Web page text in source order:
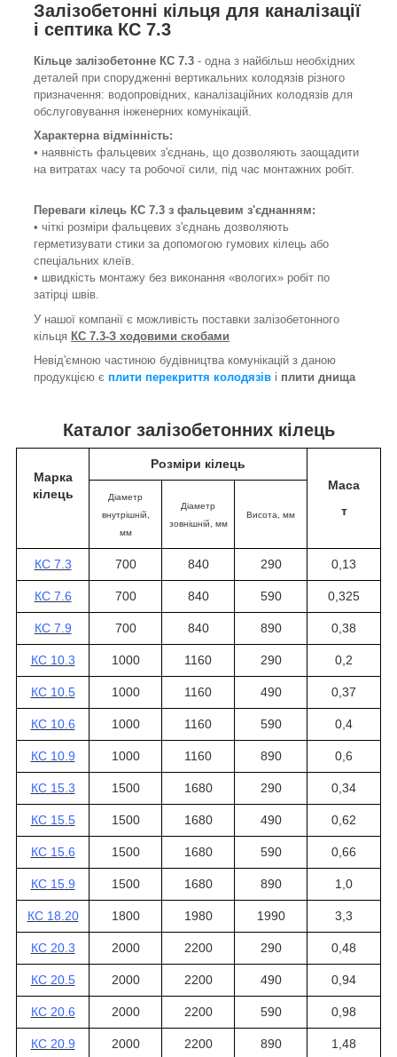
Залізобетонні кільця для каналізації
і септика КС 7.3
Кільце залізобетонне КС 7.3 - одна з найбільш необхідних
деталей при спорудженні вертикальних колодязів різного
призначення: водопровідних, каналізаційних колодязів для
обслуговування інженерних комунікацій.
Характерна відмінність:
• наявність фальцевих з'єднань, що дозволяють заощадити
на витратах часу та робочої сили, під час монтажних робіт.
Переваги кілець КС 7.3 з фальцевим з'єднанням:
• чіткі розміри фальцевих з'єднань дозволяють
герметизувати стики за допомогою гумових кілець або
спеціальних клеїв.
• швидкість монтажу без виконання «вологих» робіт по
затірці швів.
У нашої компанії є можливість поставки залізобетонного
кільця КС 7.3-З ходовими скобами
Невід'ємною частиною будівництва комунікацій з даною
продукцією є плити перекриття колодязів і плити днища
Каталог залізобетонних кілець
Марка
кілець
Розміри кілець
Маса
т
Діаметр
внутрішній,
мм
Діаметр
зовнішній, мм
Висота , мм
КС 7.3 700 840 290 0,13
КС 7.6 700 840 590 0,325
КС 7.9 700 840 890 0,38
КС 10.3 1000 1160 290 0,2
КС 10.5 1000 1160 490 0,37
КС 10.6 1000 1160 590 0,4
КС 10.9 1000 1160 890 0,6
КС 15.3 1500 1680 290 0,34
КС 15.5 1500 1680 490 0,62
КС 15.6 1500 1680 590 0,66
КС 15.9 1500 1680 890 1,0
КС 18.20 1800 1980 1990 3,3
КС 20.3 2000 2200 290 0,48
КС 20.5 2000 2200 490 0,94
КС 20.6 2000 2200 590 0,98
КС 20.9 2000 2200 890 1,48